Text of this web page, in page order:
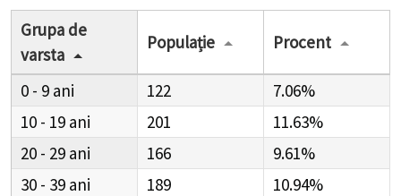
Grupa de
varsta
Populație Procent
0 - 9 122
7.06%
10 - 19
201
11.63%
20 - 29
166
9.61%
30 - 39
189
10.94%